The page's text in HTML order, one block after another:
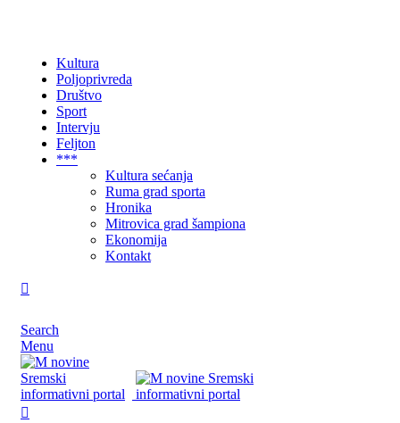
Kultura
Poljoprivreda
Društvo
Sport
Intervju
Feljton
***
Kultura sećanja
Ruma grad sporta
Hronika
Mitrovica grad šampiona
Ekonomija
Kontakt
Search
Menu